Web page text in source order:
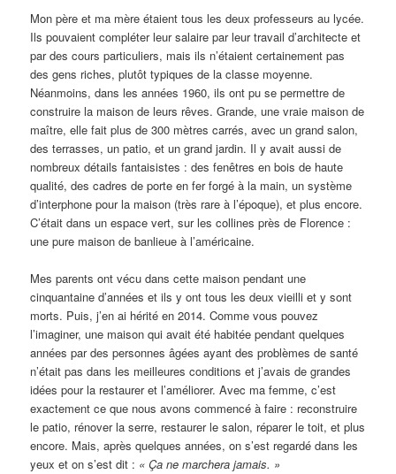
Mon père et ma mère étaient tous les deux professeurs au lycée.
Ils pouvaient compléter leur salaire par leur travail d’architecte et
par des cours particuliers, mais ils n’étaient certainement pas
des gens riches, plutôt typiques de la classe moyenne.
Néanmoins, dans les années 1960, ils ont pu se permettre de
construire la maison de leurs rêves. Grande, une vraie maison de
maître, elle fait plus de 300 mètres carrés, avec un grand salon,
des terrasses, un patio, et un grand jardin. Il y avait aussi de
nombreux détails fantaisistes : des fenêtres en bois de haute
qualité, des cadres de porte en fer forgé à la main, un système
d’interphone pour la maison (très rare à l’époque), et plus encore.
C’était dans un espace vert, sur les collines près de Florence :
une pure maison de banlieue à l’américaine.
Mes parents ont vécu dans cette maison pendant une
cinquantaine d’années et ils y ont tous les deux vieilli et y sont
morts. Puis, j’en ai hérité en 2014. Comme vous pouvez
l’imaginer, une maison qui avait été habitée pendant quelques
années par des personnes âgées ayant des problèmes de santé
n’était pas dans les meilleures conditions et j’avais de grandes
idées pour la restaurer et l’améliorer. Avec ma femme, c’est
exactement ce que nous avons commencé à faire : reconstruire
le patio, rénover la serre, restaurer le salon, réparer le toit, et plus
encore. Mais, après quelques années, on s’est regardé dans les
yeux et on s’est dit : «Ça ne marchera jamais. »